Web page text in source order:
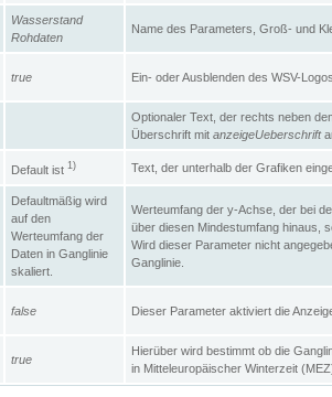
Wasserstand
Rohdaten
Name des Parameters, Groß- und
true Ein- oder Ausblenden des WSV-
Optionaler Text, der rechts neben
Überschrift mit anzeigeUeberschrift
Default ist 1) Text, der unterhalb der Grafiken
Defaultmäßig wird
auf den
Werteumfang der
Daten in Ganglinie
skaliert.
Werteumfang der y-Achse, der bei
über diesen Mindestumfang hinaus,
Wird dieser Parameter nicht
Ganglinie.
false Dieser Parameter aktiviert die
true
Hierüber wird bestimmt ob die
in Mitteleuropäischer Winterzeit